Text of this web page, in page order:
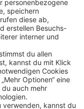
sehen.
Einstellungen